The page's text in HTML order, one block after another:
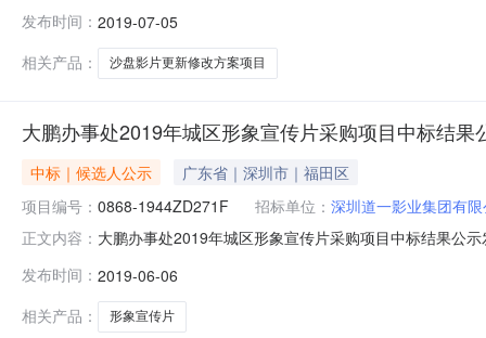
号：2019XY1076GZG）采用国内公开招标的采购方式
路1001号锦
发布时间： 2019-07-05
相关产品：
沙盘影片更新修改方案项目
大鹏办事处2019年城区形象宣传片采购项目中标结果
中标｜候选人公示
广东省｜深圳市｜福田区
项目编号： 0868-1944ZD271F 招标单位： 深圳道一影业集团有
正文内容： 大鹏办事处2019年城区形象宣传片采购项目中标结果公
号：0868-1944ZD271F）进行公开招标，本项目于
见，
发布时间： 2019-06-06
相关产品：
形象宣传片